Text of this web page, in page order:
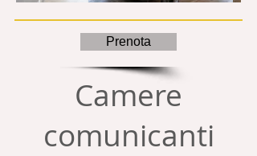
Prenota
Camere
comunicanti